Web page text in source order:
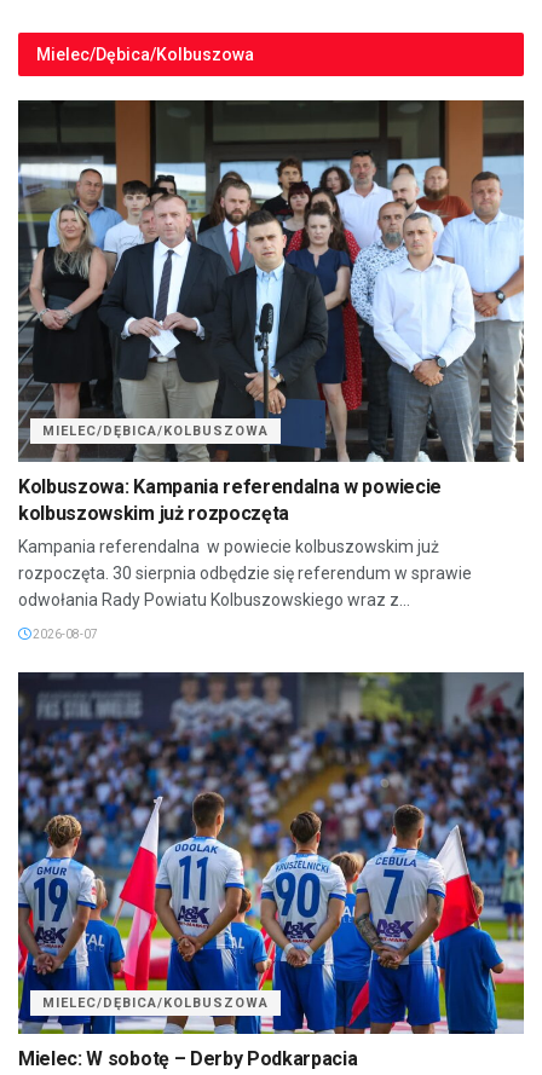
Mielec/Dębica/Kolbuszowa
MIELEC/DĘBICA/KOLBUSZOWA
Kolbuszowa: Kampania referendalna w powiecie
kolbuszowskim już rozpoczęta
Kampania referendalna w powiecie kolbuszowskim już
rozpoczęta. 30 sierpnia odbędzie się referendum w sprawie
odwołania Rady Powiatu Kolbuszowskiego wraz z...
2026-08-07
MIELEC/DĘBICA/KOLBUSZOWA
Mielec: W sobotę – Derby Podkarpacia